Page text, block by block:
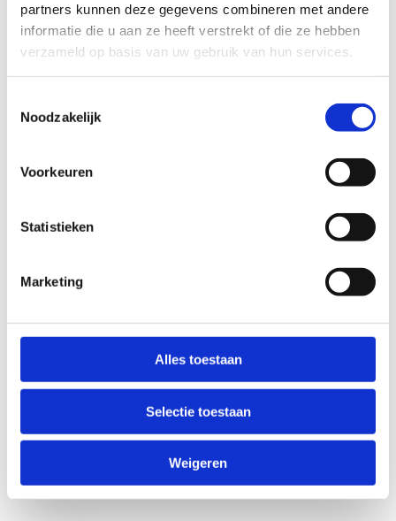
partners kunnen deze gegevens combineren met andere
informatie die u aan ze heeft verstrekt of die ze hebben
verzameld op basis van uw gebruik van hun services.
Noodzakelijk
Voorkeuren
Statistieken
Marketing
Alles toestaan
Selectie toestaan
Weigeren
KIES EEN DOMEIN
Jouw vraag
Anti-Robot Verification
Click to start verification
Verzend